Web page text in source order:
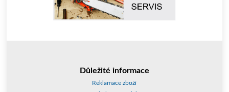
Důležité informace
Reklamace zboží